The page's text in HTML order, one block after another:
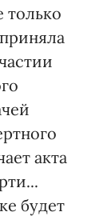
только
акта
будет